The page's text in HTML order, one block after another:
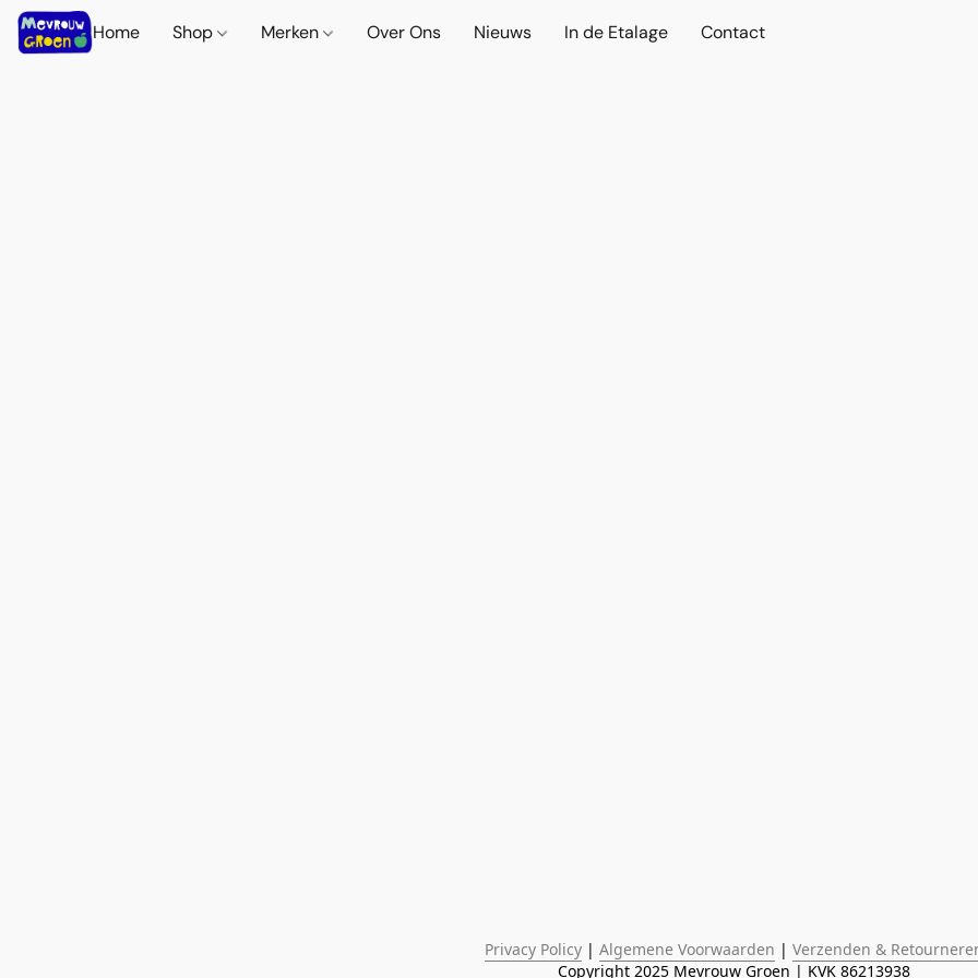
Home Shop Merken Over Ons Nieuws In de Etalage Contact
Privacy Policy | Algemene Voorwaarden | Verzenden &
Copyright 2025 Mevrouw Groen | KVK 86213938